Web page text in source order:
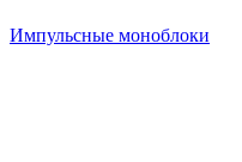
Импульсные моноблоки